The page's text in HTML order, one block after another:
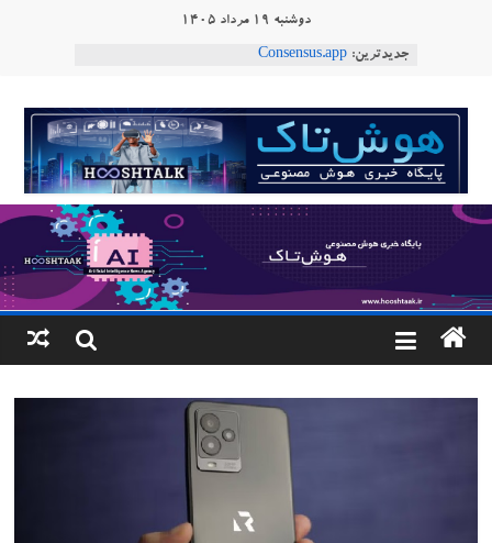
دوشنبه ۱۹ مرداد ۱۴۰۵
جدیدترین: Consensus.app
طبیعی فارسی
ربات «Aru» محصول شرکت فرانسوی Nio
Robotics
ربات T‑800
هوشتاک
پایگاه
خبری
هوش